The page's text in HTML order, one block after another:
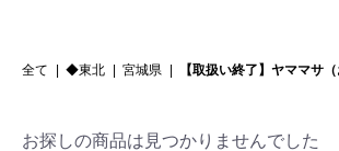
全て | ◆東北 | 宮城県 | 【取扱い終了】ヤママサ（
お探しの商品は見つかりませんでした